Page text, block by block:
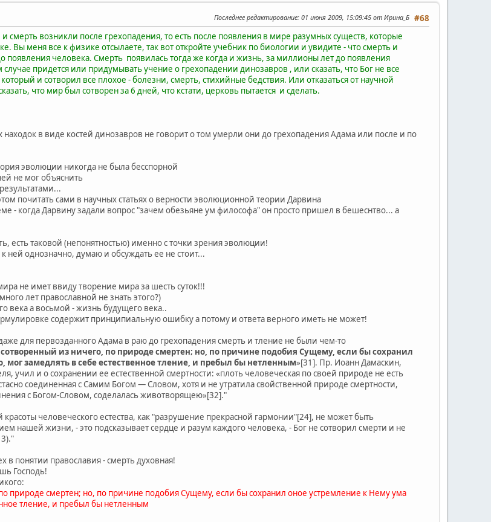
#68
Последнее редактирование: 01 июня 2009, 15:09:45 от Ирина_Б
смерть возникли после грехопадения, то есть после появления в мире разумных существ, которые
Вы меня все к физике отсылаете, так вот откройте учебник по биологии и увидите - что смерть и
появления человека. Смерть появилась тогда же когда и жизнь, за миллионы лет до появления
придется или придумывать учение о грехопадении динозавров , или сказать, что Бог не все
и сотворил все плохое - болезни, смерть, стихийные бедствия. Или отказаться от научной
что мир был сотворен за 6 дней, что кстати, церковь пытается и сделать.
в виде костей динозавров не говорит о том умерли они до грехопадения Адама или после и по
эволюции никогда не была бесспорной
не мог объяснить
почитать сами в научных статьях о верности эволюционной теории Дарвина
- когда Дарвину задали вопрос "зачем обезьяне ум философа" он просто пришел в бешеснтво... а
есть таковой (непонятностью) именно с точки зрения эволюции!
к ней однозначно, думаю и обсуждать ее не стоит...
не имет ввиду творение мира за шесть суток!!!
лет православной не знать этого?)
века а восьмой - жизнь будущего века..
содержит принципиальную ошибку а потому и ответа верного иметь не может!
для первозданного Адама в раю до грехопадения смерть и тление не были чем-то
из ничего, по природе смертен; но, по причине подобия Сущему, если бы сохранил
мог замедлять в себе естественное тление, и пребыл бы нетленным»[31]. Пр. Иоанн Дамаскин,
учил и о сохранении ее естественной смертности: «плоть человеческая по своей природе не есть
соединенная с Самим Богом — Словом, хотя и не утратила свойственной природе смертности,
с Богом-Словом, соделалась животворящею»[32]."
человеческого естества, как "разрушение прекрасной гармонии"[24], не может быть
нашей жизни, - это подсказывает сердце и разум каждого человека, - Бог не сотворил смерти и не
в понятии православия - смерть духовная!
Господь!
природе смертен; но, по причине подобия Сущему, если бы сохранил оное устремление к Нему ума
тление, и пребыл бы нетленным